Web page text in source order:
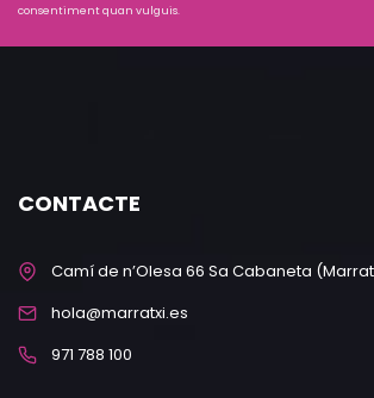
consentiment quan vulguis.
CONTACTE
Camí de n’Olesa 66 Sa Cabaneta
hola@marratxi.es
971 788 100